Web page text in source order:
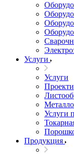
Услуги
Услуги
Услуги
Продукция